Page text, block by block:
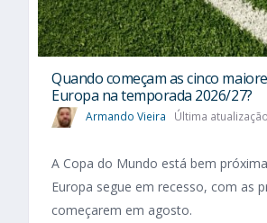
Quando começam as cinco
Europa na temporada 2026/27?
Armando Vieira Última
A Copa do Mundo está bem
Europa segue em recesso, com as
começarem em agosto.